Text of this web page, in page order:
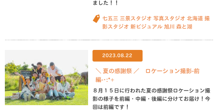
ました！！
七五三 三景スタジオ 写真スタジオ 北海道 撮
影スタジオ 新ビジュアル 旭川 森と湖
2023.08.22
＼ 夏の感謝祭 ／ ロケーション撮影-前
編-･:*+
８月１５日に行われた夏の感謝祭ロケーション撮
影の様子を前編・中編・後編に分けてお届け！今
回は前編です！